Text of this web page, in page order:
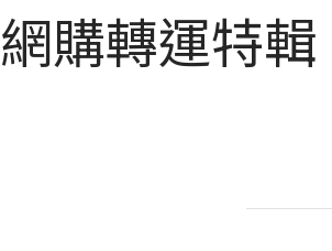
購轉運特輯